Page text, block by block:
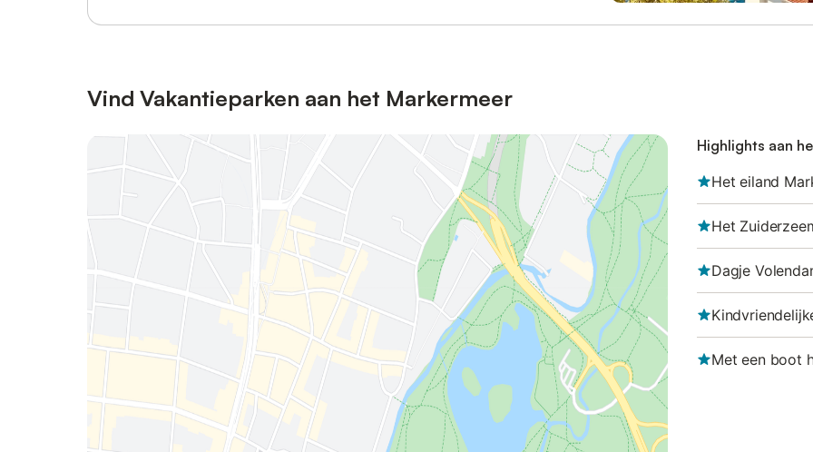
Vind Vakantieparken aan het Markermeer
Highlights aan
Het eiland
Het
Dagje
Met een boot